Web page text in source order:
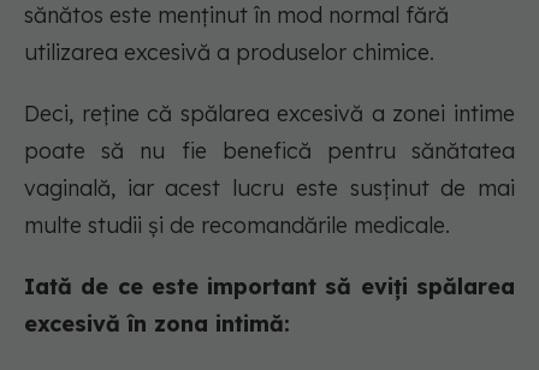
sănătos este menținut în mod normal fără
utilizarea excesivă a produselor chimice.
Deci, reține că spălarea excesivă a zonei intime
poate să nu fie benefică pentru sănătatea
vaginală, iar acest lucru este susținut de mai
multe studii și de recomandările medicale.
Iată de ce este important să eviți spălarea
excesivă în zona intimă: